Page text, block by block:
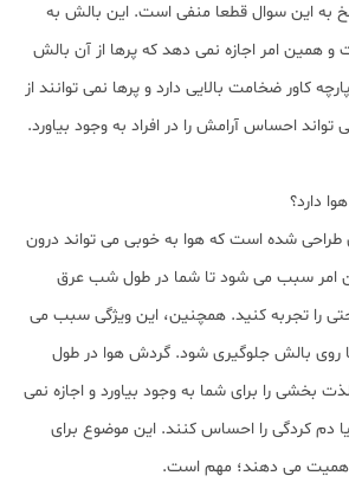
به این سوال قطعا منفی است. این بالش به
همین امر اجازه نمی دهد که پرها از آن بالش
کاور ضخامت بالایی دارد و پرها نمی توانند از
احساس آرامش را در افراد به وجود بیاورد.
دارد؟
طراحی شده است که هوا به خوبی می تواند درون
امر سبب می شود تا شما در طول شب عرق
را تجربه کنید. همچنین، این ویژگی سبب می
روی بالش جلوگیری شود. گردش هوا در طول
بخشی را برای شما به وجود بیاورد و اجازه نمی
دم کردگی را احساس کنند. این موضوع برای
می دهند؛ مهم است.